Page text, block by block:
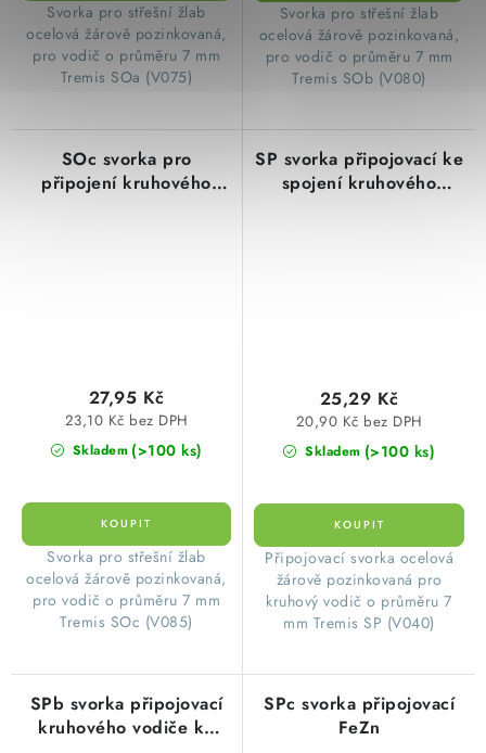
Svorka pro střešní žlab
ocelová žárově pozinkovaná,
pro vodič o průměru 7 mm
Tremis SOa (V075)
Svorka pro střešní žlab
ocelová žárově pozinkovaná,
pro vodič o průměru 7 mm
Tremis SOb (V080)
SOc svorka pro
připojení kruhového
Skladem (>100 ks)
23,10 Kč bez DPH
27,95 Kč
Svorka pro střešní žlab
ocelová žárově pozinkovaná,
pro vodič o průměru 7 mm
Tremis SOc (V085)
SP svorka připojovací ke
spojení kruhového
Skladem (>100 ks)
20,90 Kč bez DPH
25,29 Kč
Připojovací svorka ocelová
žárově pozinkovaná pro
kruhový vodič o průměru 7
mm Tremis SP (V040)
SPb svorka připojovací
kruhového vodiče ke
SPc svorka připojovací
FeZn